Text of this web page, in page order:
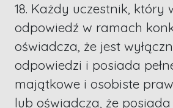
18. Każdy uczestnik, który
odpowiedź w ramach
oświadcza, że jest
odpowiedzi i posiada
majątkowe i osobiste
lub oświadcza, że posiada